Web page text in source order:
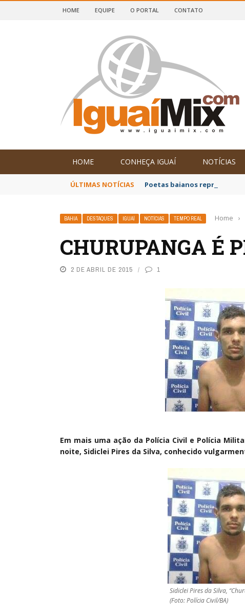
E SUDOESTE DA BAHIA
HOME EQUIPE O PORTAL CONTATO
HOME CONHEÇA IGUAÍ NOTÍCIAS
ÚLTIMAS NOTÍCIAS Poetas baianos
BAHIA DESTAQUES IGUAÍ NOTÍCIAS TEMPO REAL Home ›
CHURUPANGA É
2 DE ABRIL DE 2015 1
Em mais uma ação da Polícia Civil e Polícia
noite, Sidiclei Pires da Silva, conhecido
Sidiclei Pires da Silva,
(Foto: Polícia Civil/BA)